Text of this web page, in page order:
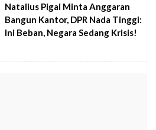
Natalius Pigai Minta Anggaran
Bangun Kantor, DPR Nada Tinggi:
Ini Beban, Negara Sedang Krisis!